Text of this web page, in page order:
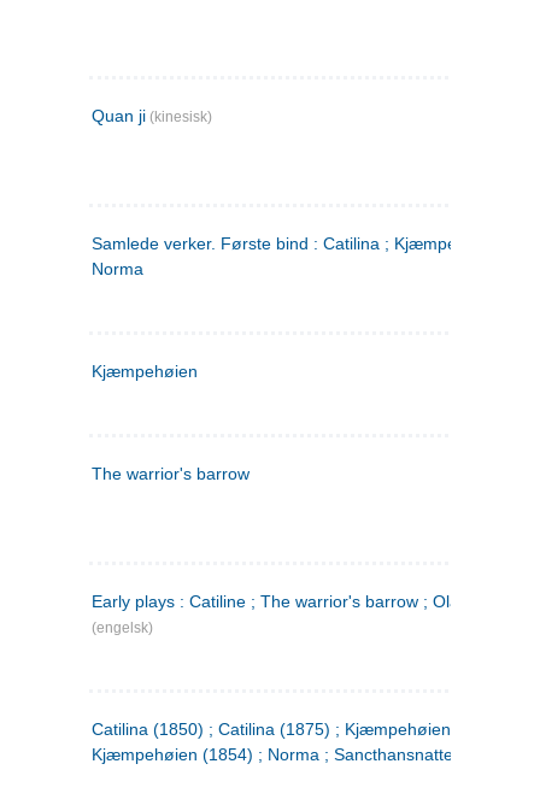
Quan ji (kinesisk)
Samlede verker. Første bind : Catilina ; Kjæmpehøien ;
Norma
Kjæmpehøien
The warrior's barrow
Early plays : Catiline ; The warrior's barrow ; Olaf Liljekrans
(engelsk)
Catilina (1850) ; Catilina (1875) ; Kjæmpehøien (1850) ;
Kjæmpehøien (1854) ; Norma ; Sancthansnatten